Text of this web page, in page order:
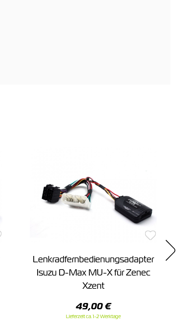
Lenkradfernbedienungsadapter
Isuzu D-Max MU-X für Zenec
Xzent
49,00 €
Lieferzeit ca. 1-2 Werktage